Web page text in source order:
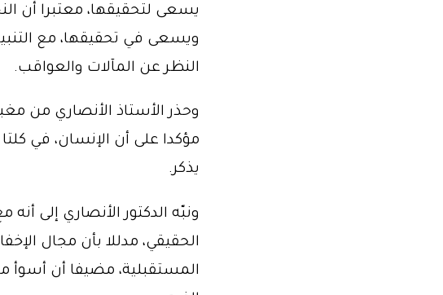
يسعى لتحقيقها، معتبرا أن
ويسعى في تحقيقها، مع
النظر عن المآلات والعواقب.
وحذر الأستاذ الأنصاري من
مؤكدا على أن الإنسان، في
يذكر.
ونبّه الدكتور الأنصاري إلى
الحقيقي، مدللا بأن مجال
المستقبلية، مضيفا أن